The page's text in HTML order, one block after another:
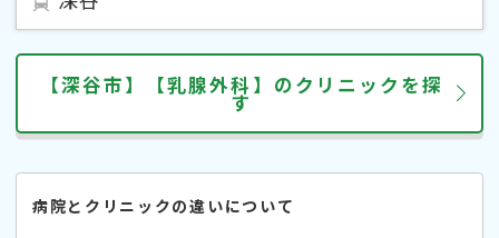
【深谷市】【乳腺外科】のクリニックを探
す
病院とクリニックの違いについて